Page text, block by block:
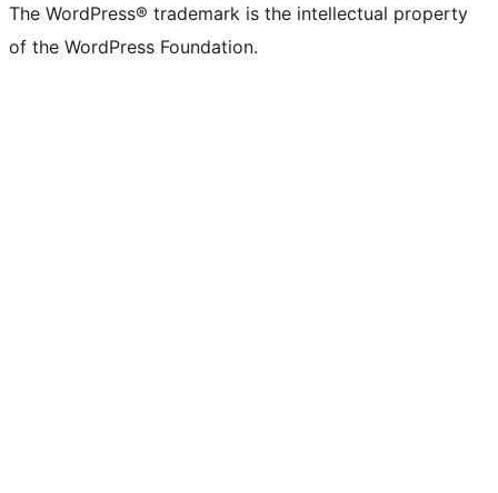
The WordPress® trademark is the intellectual property
of the WordPress Foundation.